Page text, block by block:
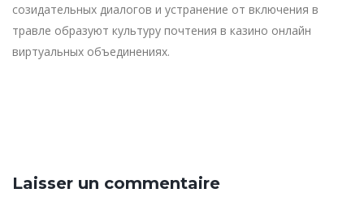
созидательных диалогов и устранение от включения в
травле образуют культуру почтения в казино онлайн
виртуальных объединениях.
Laisser un commentaire